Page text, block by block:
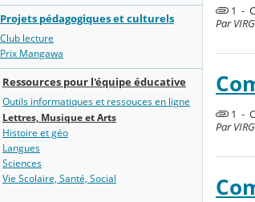
Projets pédagogiques et culturels
Club lecture
Prix Mangawa
Ressources pour l'équipe éducative
Outils informatiques et ressouces en ligne
Lettres, Musique et Arts
Histoire et géo
Langues
Sciences
Vie Scolaire, Santé, Social
1 -
Par
1 -
Par